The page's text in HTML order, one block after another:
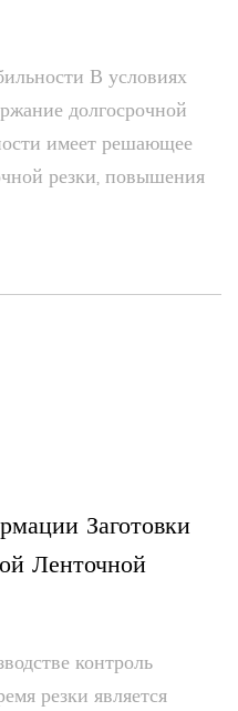
В условиях
долгосрочной
имеет решающее
резки, повышения
Заготовки
Ленточной
контроль
резки является